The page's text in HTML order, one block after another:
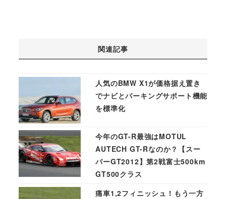
関連記事
人気のBMW X1が価格据え置き
でナビとパーキングサポート機能
を標準化
今年のGT-R最強はMOTUL
AUTECH GT-Rなのか？【スー
パーGT2012】第2戦富士500km
GT500クラス
痛車1,2フィニッシュ！もう一方